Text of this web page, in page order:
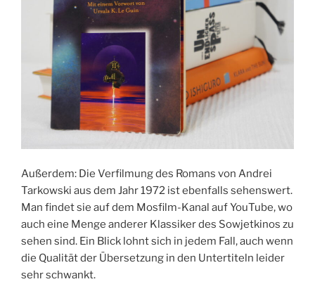
Außerdem: Die Verfilmung des Romans von Andrei
Tarkowski aus dem Jahr 1972 ist ebenfalls sehenswert.
Man findet sie auf dem Mosfilm-Kanal auf YouTube, wo
auch eine Menge anderer Klassiker des Sowjetkinos zu
sehen sind. Ein Blick lohnt sich in jedem Fall, auch wenn
die Qualität der Übersetzung in den Untertiteln leider
sehr schwankt.